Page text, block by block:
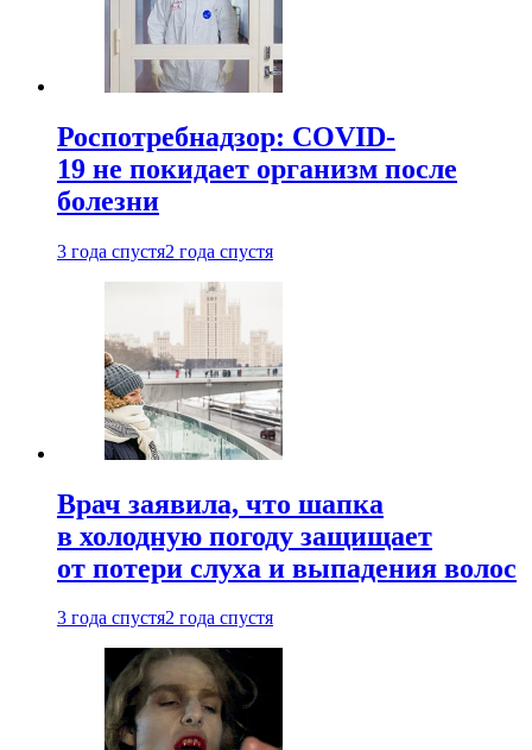
Роспотребнадзор: COVID-
19 не покидает организм после
болезни
3 года спустя2 года спустя
Врач заявила, что шапка
в холодную погоду защищает
от потери слуха и выпадения волос
3 года спустя2 года спустя